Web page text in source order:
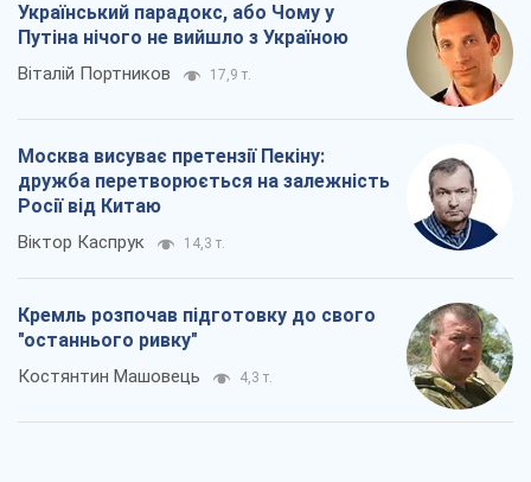
Український парадокс, або Чому у
Путіна нічого не вийшло з Україною
Віталій Портников 17,9 т.
Москва висуває претензії Пекіну:
дружба перетворюється на залежність
Росії від Китаю
Віктор Каспрук 14,3 т.
Кремль розпочав підготовку до свого
"останнього ривку"
Костянтин Машовець 4,3 т.